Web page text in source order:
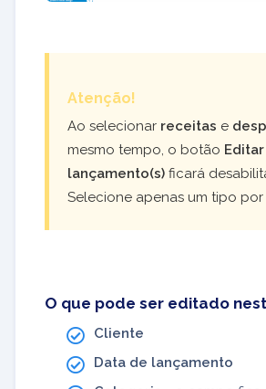
Atenção!
Ao selecionar receitas e
mesmo tempo, o botão Editar
lançamento(s) ficará
Selecione apenas um tipo por
O que pode ser editado
Cliente
Data de lançamento